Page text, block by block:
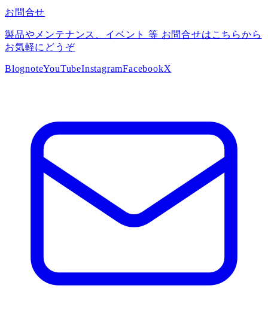
お問合せ
製品やメンテナンス、イベント 等 お問合せはこちらから
お気軽にどうぞ
BlognoteYouTubeInstagramFacebookX